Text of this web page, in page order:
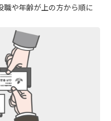
職や年齢が上の方から順に